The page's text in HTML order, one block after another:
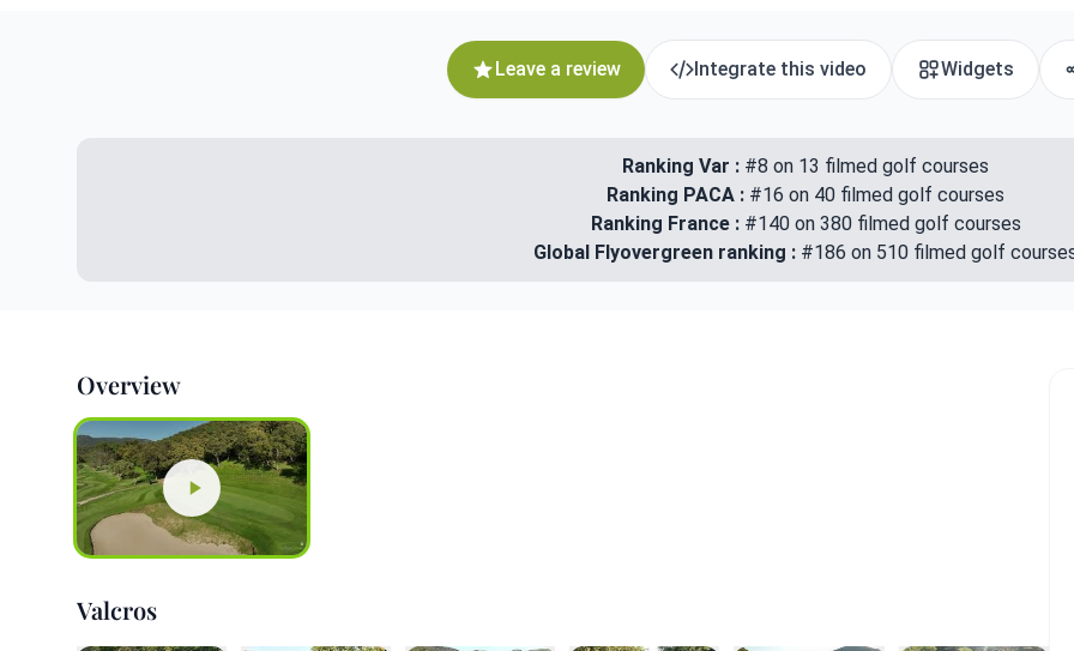
Leave a review Integrate this video Widgets
Ranking Var : #8 on 13 filmed golf courses
Ranking PACA : #16 on 40 filmed golf courses
Ranking France : #140 on 380 filmed golf courses
Global Flyovergreen ranking : #186 on 510 filmed golf
Overview
Valcros